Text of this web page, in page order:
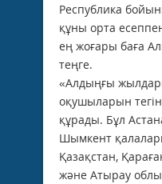
Республика
құны орта
ең жоғары баға
теңге.
«Алдыңғы
оқушыларын
құрады. Бұл
Шымкент
Қазақстан,
және Атырау